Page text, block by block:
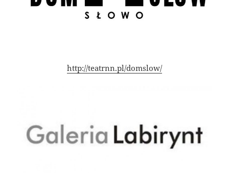
http://teatrnn.pl/domslow/